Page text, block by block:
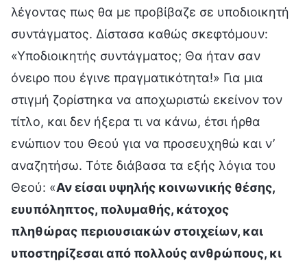
λέγοντας πως θα με προβίβαζε σε υποδιοικητή
συντάγματος. Δίστασα καθώς σκεφτόμουν:
«Υποδιοικητής συντάγματος; Θα ήταν σαν
όνειρο που έγινε πραγματικότητα!» Για μια
στιγμή ζορίστηκα να αποχωριστώ εκείνον τον
τίτλο, και δεν ήξερα τι να κάνω, έτσι ήρθα
ενώπιον του Θεού για να προσευχηθώ και ν’
αναζητήσω. Τότε διάβασα τα εξής λόγια του
Θεού: «Αν είσαι υψηλής κοινωνικής θέσης,
ευυπόληπτος, πολυμαθής, κάτοχος
πληθώρας περιουσιακών στοιχείων, και
υποστηρίζεσαι από πολλούς ανθρώπους, κι